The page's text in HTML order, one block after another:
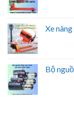
Xe
Bộ